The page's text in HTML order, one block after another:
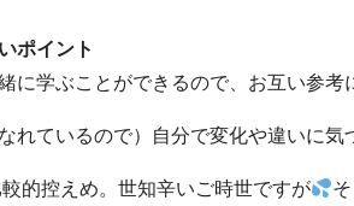
ポイント
学ぶことができるので、お互い参考
れているので）自分で変化や違いに
的控えめ。世知辛いご時世ですが